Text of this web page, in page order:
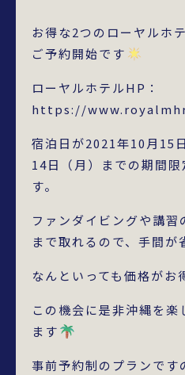
お得な2つのローヤルホ
ご予約開始です
ローヤルホテルHP：
https://
宿泊日が2021年10月15
14日（月）までの期間
す。
ファンダイビングや講習
まで取れるので、手間が
なんといっても価格がお
この機会に是非沖縄を楽
ます
事前予約制のプランです